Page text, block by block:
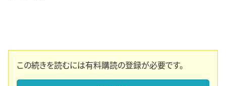
この続きを読むには有料購読の登録が必要です。